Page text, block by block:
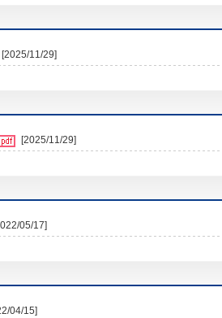
[2025/11/29]
[2025/11/29]
05/17]
04/15]